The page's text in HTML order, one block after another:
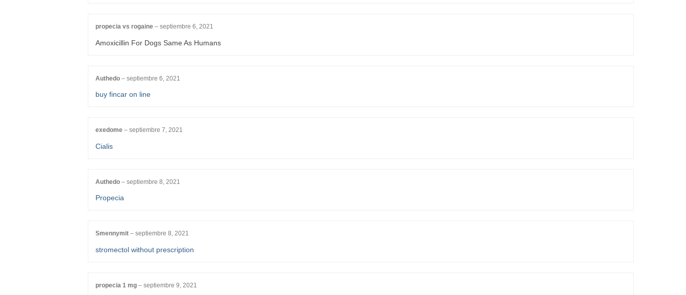
propecia vs rogaine – septiembre 6, 2021
Amoxicillin For Dogs Same As Humans
Authedo – septiembre 6, 2021
buy fincar on line
exedome – septiembre 7, 2021
Cialis
Authedo – septiembre 8, 2021
Propecia
Smennymit – septiembre 8, 2021
stromectol without prescription
propecia 1 mg – septiembre 9, 2021